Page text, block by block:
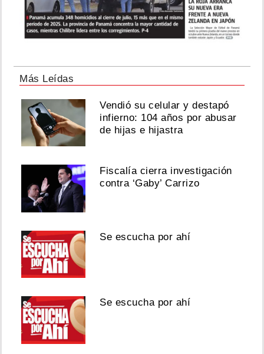
Más Leídas
Vendió su celular y destapó
infierno: 104 años por abusar
de hijas e hijastra
Fiscalía cierra investigación
contra ‘Gaby’ Carrizo
Se escucha por ahí
Se escucha por ahí